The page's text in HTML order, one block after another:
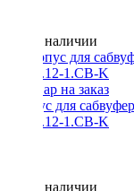
Нет в наличии
Корпус для
F18-1.12-1.CB-K
Нет в наличии